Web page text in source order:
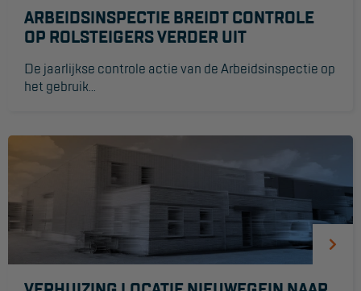
ARBEIDSINSPECTIE BREIDT CONTROLE
OP ROLSTEIGERS VERDER UIT
De jaarlijkse controle actie van de Arbeidsinspectie op
het gebruik...